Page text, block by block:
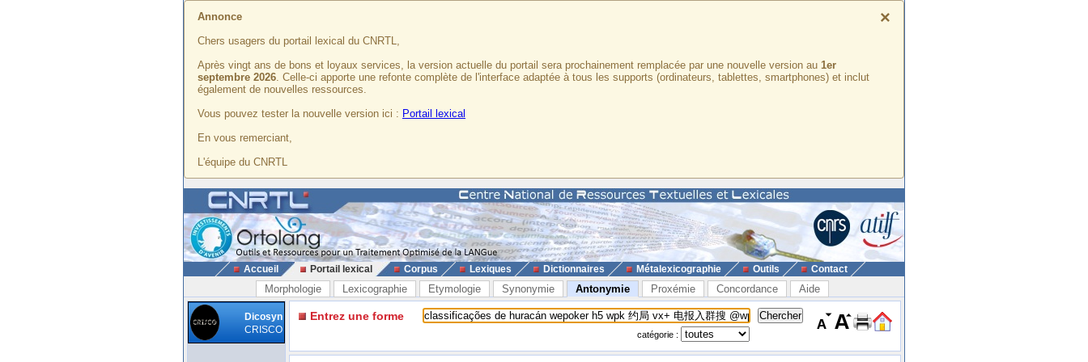
×
Annonce
Chers usagers du portail lexical du CNRTL,
Après vingt ans de bons et loyaux services, la version actuelle du portail sera prochainement remplacée par une nouvelle version au 1er
septembre 2026. Celle-ci apporte une refonte complète de l'interface adaptée à tous les supports (ordinateurs, tablettes, smartphones) et inclut
également de nouvelles ressources.
Vous pouvez tester la nouvelle version ici : Portail lexical
En vous remerciant,
L'équipe du CNRTL
Accueil Portail lexical Corpus Lexiques Dictionnaires Métalexicographie Outils Contact
Morphologie Lexicographie Etymologie Synonymie Antonymie Proxémie Concordance Aide
Dicosyn
CRISCO
Entrez une forme
catégorie :